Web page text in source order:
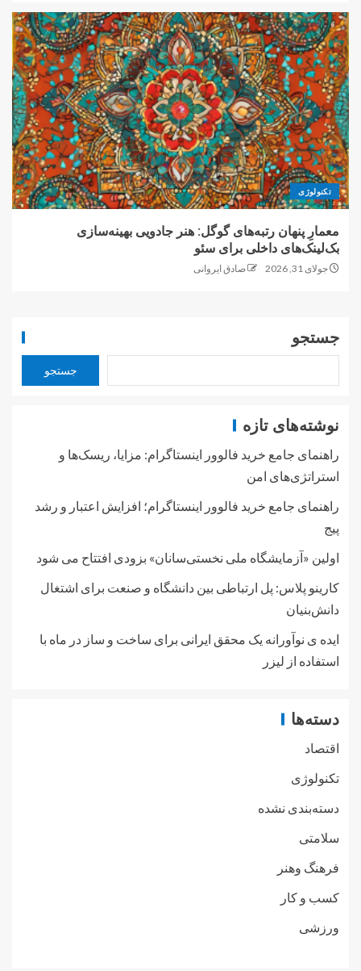
تکنولوژی
معمارِ پنهان رتبه‌های گوگل: هنر جادویی بهینه‌سازی
بک‌لینک‌های داخلی برای سئو
جولای 31, 2026 صادق ایروانی
جستجو
جستجو
نوشته‌های تازه
راهنمای جامع خرید فالوور اینستاگرام: مزایا، ریسک‌ها و
استراتژی‌های امن
راهنمای جامع خرید فالوور اینستاگرام؛ افزایش اعتبار و رشد
پیج
اولین «آزمایشگاه ملی نخستی‌سانان» بزودی افتتاح می شود
کارینو پلاس: پل ارتباطی بین دانشگاه و صنعت برای اشتغال
دانش‌بنیان
ایده ی نوآورانه یک محقق ایرانی برای ساخت و ساز در ماه با
استفاده از لیزر
دسته‌ها
اقتصاد
تکنولوژی
دسته‌بندی نشده
سلامتی
فرهنگ وهنر
کسب و کار
ورزشی